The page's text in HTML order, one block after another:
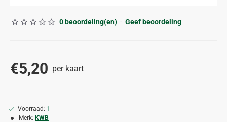
0 beoordeling(en) - Geef beoordeling
€5,20 per kaart
Voorraad: 1
Merk: KWB